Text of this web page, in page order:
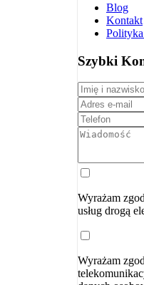
Blog
Kontakt
Szybki
Wyrażam
usług drogą
Wyrażam